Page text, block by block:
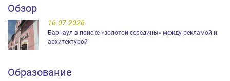
Обзор
16.07.2026
Барнаул в поиске «золотой середины» между рекламой и
архитектурой
Образование